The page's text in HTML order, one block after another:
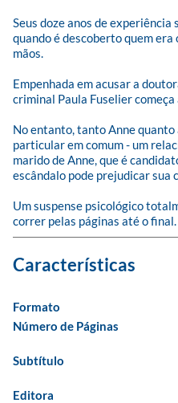
Seus doze anos de experiência
quando é descoberto quem era
mãos.
Empenhada em acusar a
criminal Paula Fuselier
No entanto, tanto Anne
particular em comum - um
marido de Anne, que é
escândalo pode prejudicar sua
Um suspense psicológico
correr pelas páginas até o final.
Formato
Número de Páginas
Subtítulo
Editora